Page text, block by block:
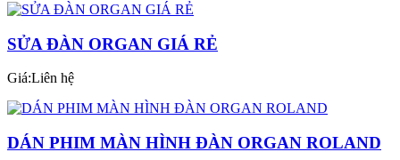
SỬA ĐÀN ORGAN GIÁ RẺ
Giá:Liên hệ
DÁN PHIM MÀN HÌNH ĐÀN ORGAN ROLAND